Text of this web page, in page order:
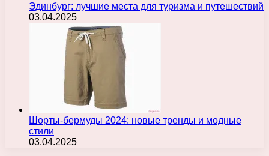
Эдинбург: лучшие места для туризма и путешествий
03.04.2025
Шорты-бермуды 2024: новые тренды и модные
стили
03.04.2025